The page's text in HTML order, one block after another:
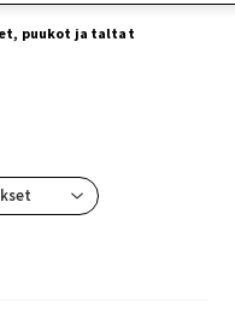
puukot ja taltat